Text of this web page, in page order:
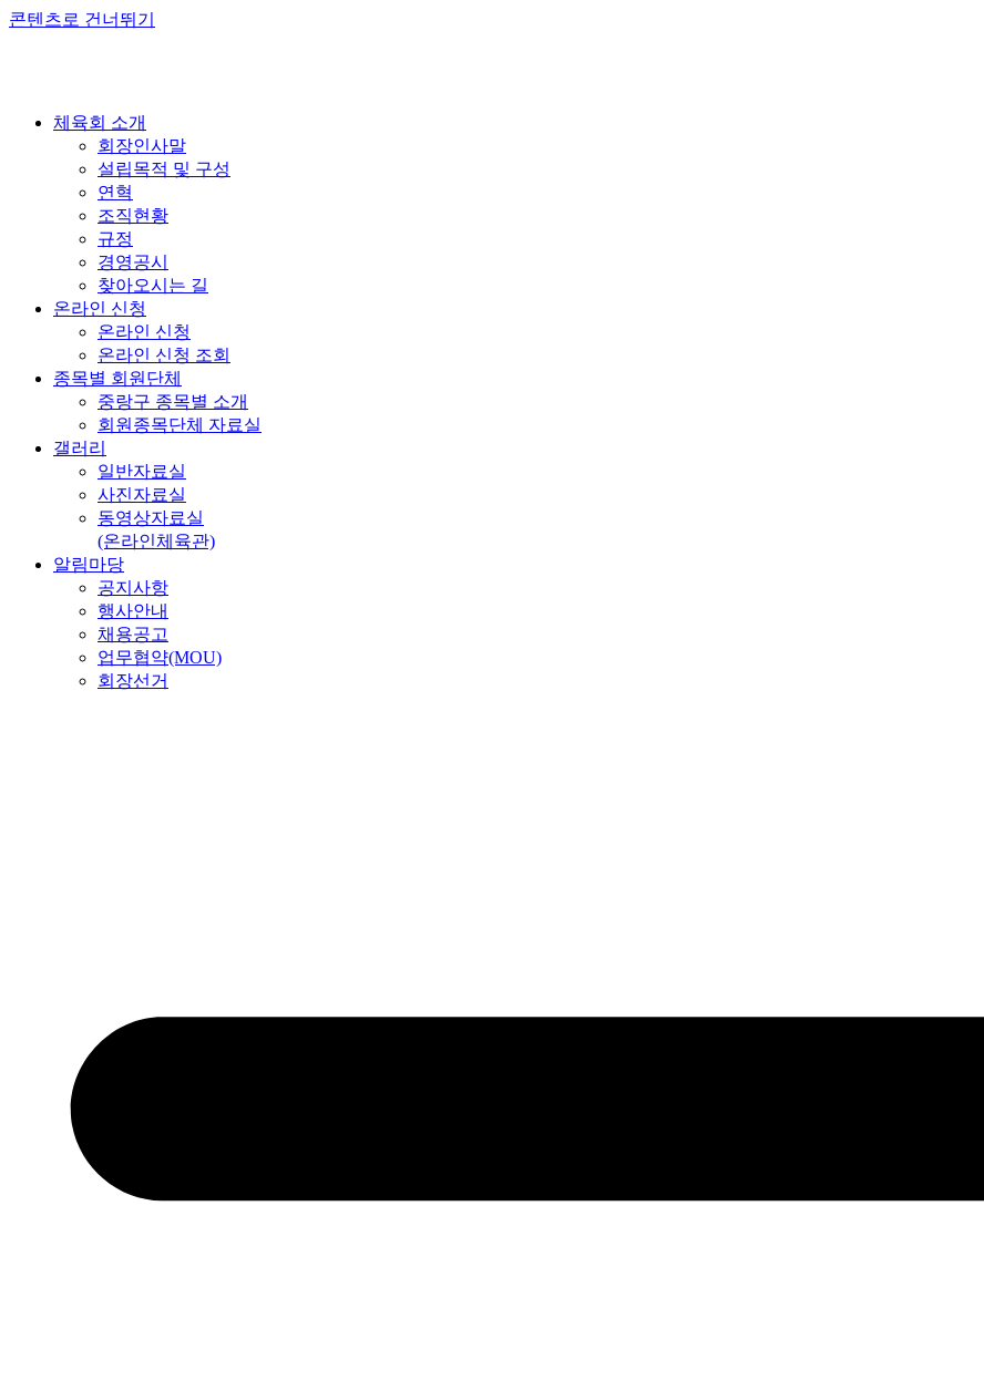
콘텐츠로 건너뛰기
체육회 소개
회장인사말
설립목적 및 구성
연혁
조직현황
규정
경영공시
찾아오시는 길
온라인 신청
온라인 신청
온라인 신청 조회
종목별 회원단체
중랑구 종목별 소개
회원종목단체 자료실
갤러리
일반자료실
사진자료실
동영상자료실
(온라인체육관)
알림마당
공지사항
행사안내
채용공고
업무협약(MOU)
회장선거